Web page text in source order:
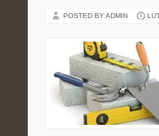
POSTED BY ADMIN